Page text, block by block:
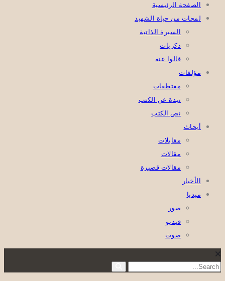
الصفحة الرئيسية
لمحات من حياة الشهيد
السيرة الذاتية
ذكريات
قالوا عنه
مؤلفات
مقتطفات
نبذة عن الكتب
نص الكتب
أبحاث
مقابلات
مقالات
مقالات قصيرة
الأخبار
ميديا
صور
فيديو
صوت